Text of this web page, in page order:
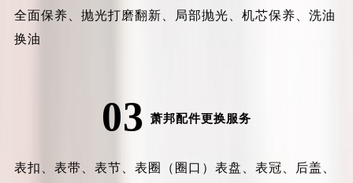
全面保养、抛光打磨翻新、局部抛光、机芯保养、洗油
换油
03 萧邦配件更换服务
表扣、表带、表节、表圈（圈口）表盘、表冠、后盖、